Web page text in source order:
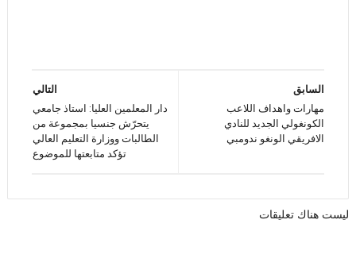
التالي
دار المعلمين العليا: استاذ جامعي
يتحرّش جنسيا بمجموعة من
الطالبات ووزارة التعليم العالي
تؤكد متابعتها للموضوع
السابق
مهارات واهداف اللاعب
الكونغولي الجديد للنادي
الافريقي الونغو ندومبي
ليست هناك تعليقات